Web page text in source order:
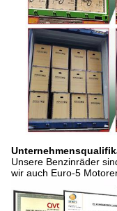
Unsere Benzinräder
wir auch Euro-5